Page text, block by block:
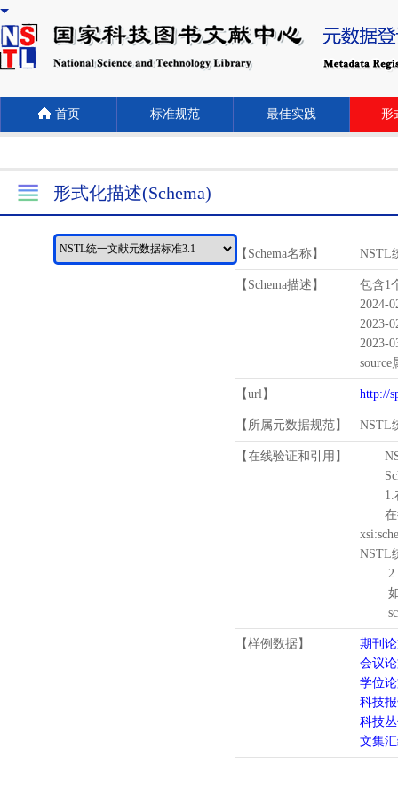
首页 标准规范 最佳实践 形
形式化描述(Schema)
【Schema名称】 NSTL
【Schema描述】
包含1
2024-
2023-
2023-
source
【url】 http://
【所属元数据规范】 NSTL
【在线验证和引用】
1.
在待
NSTL
2.
如需
【样例数据】
期刊
会议
学位
科技
科技
文集